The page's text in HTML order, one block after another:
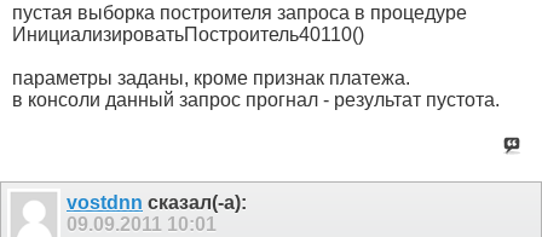
пустая выборка построителя запроса в процедуре
ИнициализироватьПостроитель40110()
параметры заданы, кроме признак платежа.
в консоли данный запрос прогнал - результат пустота.
vostdnn сказал(-а):
09.09.2011 10:01